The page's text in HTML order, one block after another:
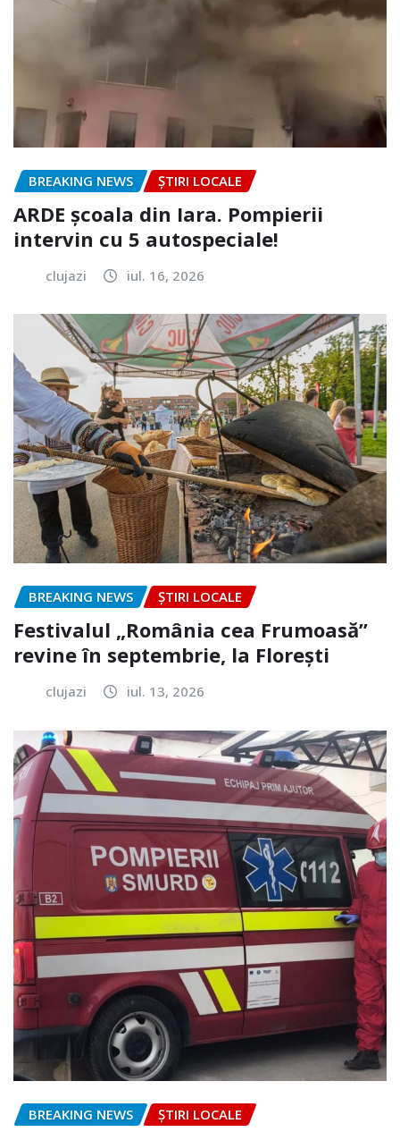
BREAKING NEWS ȘTIRI LOCALE
ARDE școala din Iara. Pompierii
intervin cu 5 autospeciale!
clujazi iul. 16, 2026
BREAKING NEWS ȘTIRI LOCALE
Festivalul „România cea Frumoasă”
revine în septembrie, la Florești
clujazi iul. 13, 2026
BREAKING NEWS ȘTIRI LOCALE